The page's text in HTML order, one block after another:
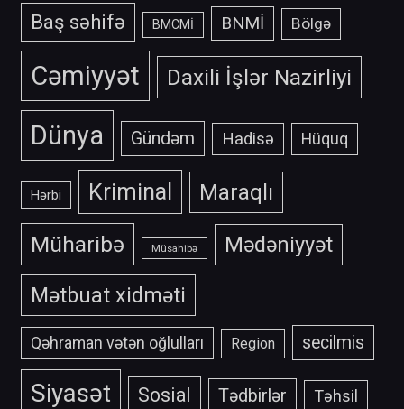
Baş səhifə BMCMİ BNMİ Bölgə
Cəmiyyət Daxili İşlər Nazirliyi
Dünya Gündəm Hadisə Hüquq
Hərbi Kriminal Maraqlı
Müharibə Müsahibə
Mədəniyyət
Mətbuat xidməti
Qəhraman vətən oğlulları Region secilmis
Siyasət Sosial Tədbirlər Təhsil